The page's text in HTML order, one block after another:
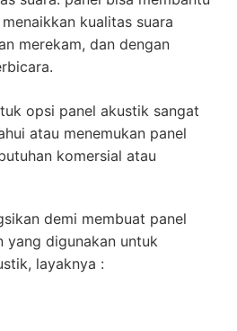
kualitas suara
merekam, dan dengan
opsi panel akustik sangat
atau menemukan panel
komersial atau
demi membuat panel
yang digunakan untuk
layaknya :